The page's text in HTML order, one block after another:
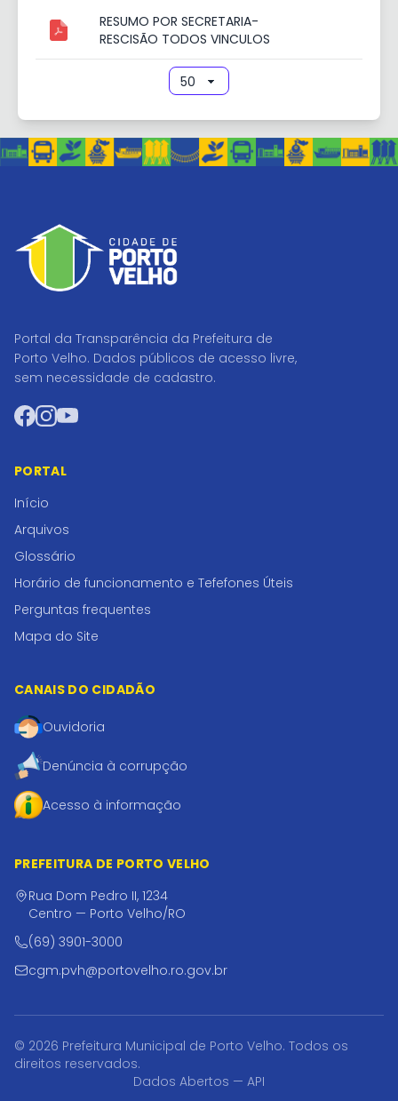
RESUMO POR SECRETARIA-
RESCISÃO TODOS VINCULOS
Portal da Transparência da Prefeitura de
Porto Velho. Dados públicos de acesso livre,
sem necessidade de cadastro.
Facebook
Instagram
YouTube
PORTAL
Início
Arquivos
Glossário
Horário de funcionamento e Tefefones Úteis
Perguntas frequentes
Mapa do Site
CANAIS DO CIDADÃO
Ouvidoria
Denúncia à corrupção
Acesso à informação
PREFEITURA DE PORTO VELHO
Rua Dom Pedro II, 1234
Centro — Porto Velho/RO
(69) 3901-3000
cgm.pvh@portovelho.ro.gov.br
© 2026 Prefeitura Municipal de Porto Velho. Todos os
direitos reservados.
Dados Abertos — API